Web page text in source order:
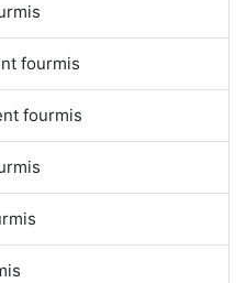
fourmis
fourmis